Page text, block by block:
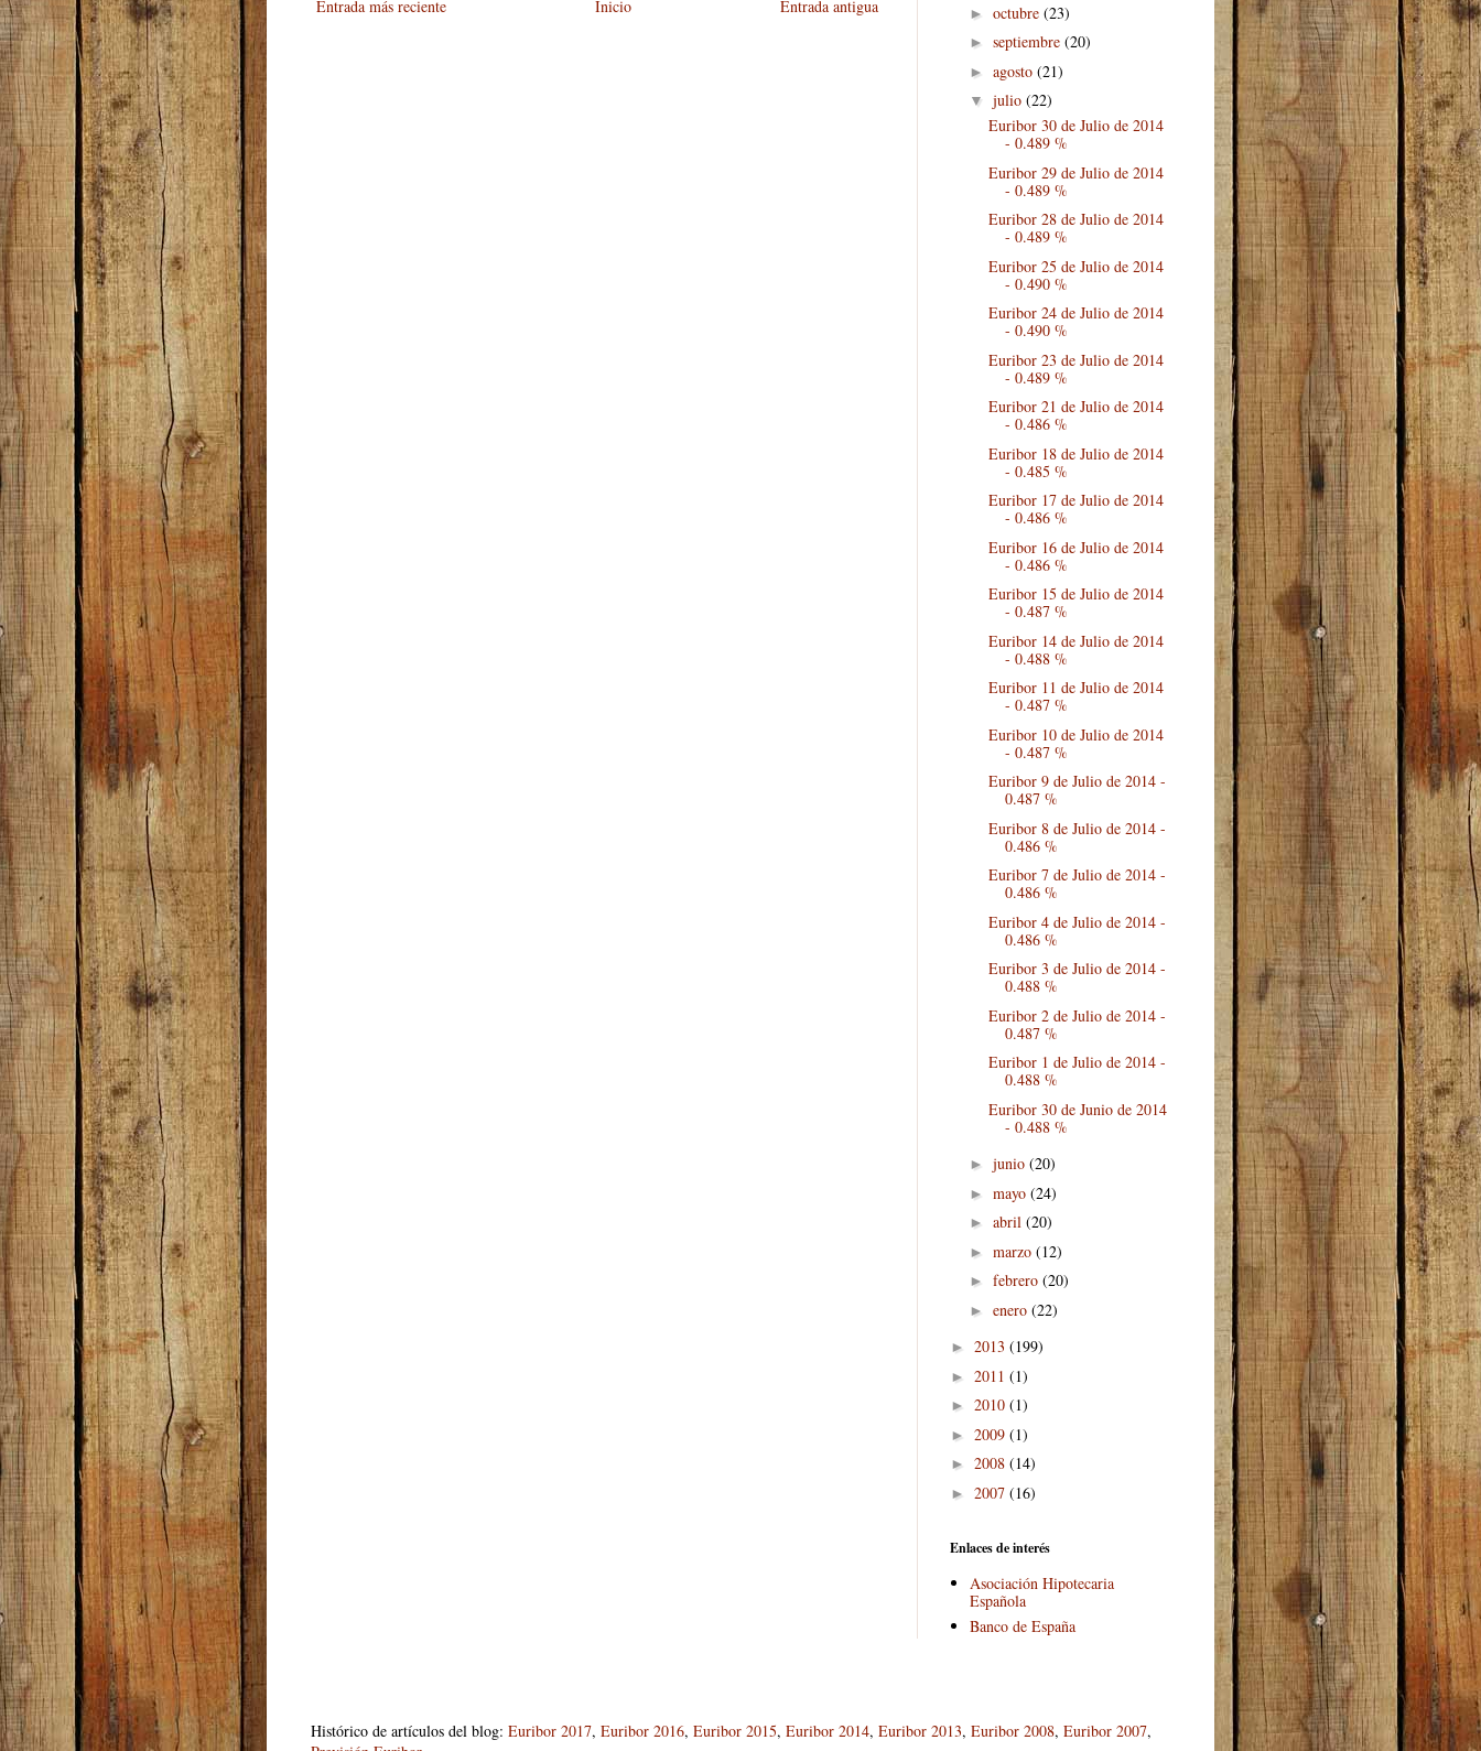
Entrada más reciente Entrada antigua
Inicio ► octubre (23)
► septiembre (20)
► agosto (21)
▼ julio (22)
Euribor 30 de Julio de 2014
- 0.489 %
Euribor 29 de Julio de 2014
- 0.489 %
Euribor 28 de Julio de 2014
- 0.489 %
Euribor 25 de Julio de 2014
- 0.490 %
Euribor 24 de Julio de 2014
- 0.490 %
Euribor 23 de Julio de 2014
- 0.489 %
Euribor 21 de Julio de 2014
- 0.486 %
Euribor 18 de Julio de 2014
- 0.485 %
Euribor 17 de Julio de 2014
- 0.486 %
Euribor 16 de Julio de 2014
- 0.486 %
Euribor 15 de Julio de 2014
- 0.487 %
Euribor 14 de Julio de 2014
- 0.488 %
Euribor 11 de Julio de 2014
- 0.487 %
Euribor 10 de Julio de 2014
- 0.487 %
Euribor 9 de Julio de 2014 -
0.487 %
Euribor 8 de Julio de 2014 -
0.486 %
Euribor 7 de Julio de 2014 -
0.486 %
Euribor 4 de Julio de 2014 -
0.486 %
Euribor 3 de Julio de 2014 -
0.488 %
Euribor 2 de Julio de 2014 -
0.487 %
Euribor 1 de Julio de 2014 -
0.488 %
Euribor 30 de Junio de 2014
- 0.488 %
► junio (20)
► mayo (24)
► abril (20)
► marzo (12)
► febrero (20)
► enero (22)
► 2013 (199)
► 2011 (1)
► 2010 (1)
► 2009 (1)
► 2008 (14)
► 2007 (16)
Enlaces de interés
Asociación Hipotecaria
Española
Banco de España
Histórico de artículos del blog: Euribor 2017, Euribor 2016, Euribor 2015, Euribor 2014, Euribor 2013, Euribor 2008, Euribor 2007,